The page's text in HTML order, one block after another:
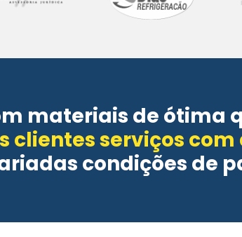
materiais de ótima
clientes serviços
condições de